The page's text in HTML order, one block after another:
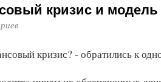
кризис и модель
кризис? - обратились к